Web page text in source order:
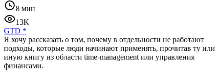
8 мин
13K
GTD *
Я хочу рассказать о том, почему в отдельности не работают
подходы, которые люди начинают применять, прочитав ту или
иную книгу из области time-management или управления
финансами.